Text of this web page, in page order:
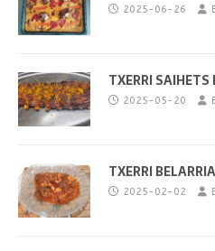
2025-06-26
TXERRI SAIHETS
2025-05-20
TXERRI
2025-02-02